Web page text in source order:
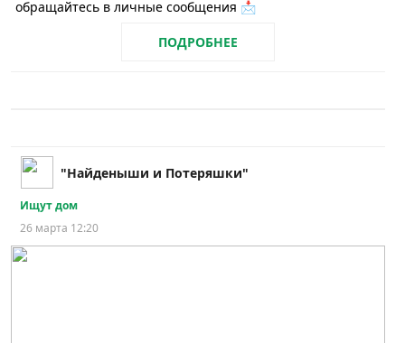
обращайтесь в личные сообщения 📩
ПОДРОБНЕЕ
"Найденыши и Потеряшки"
Ищут дом
26 марта 12:20